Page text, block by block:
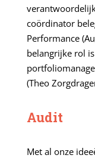
coördinator
Performance
belangrijke rol
(Theo
Audit
Met al onze